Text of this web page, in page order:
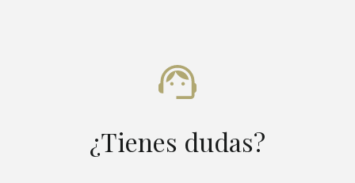
¿Tienes dudas?